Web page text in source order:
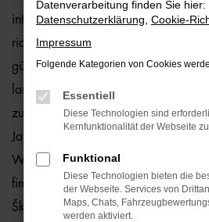
interessieren, sind Sie bei der
richtigen Adresse. Bei uns können
günstig kaufen und profitieren
langjährigen Erfahrung. Wir bieten
zu Top-Preisen – und das sowohl
Jahreswagen, Tageszulassung und
Wunsch können Sie bei uns auch
finanzieren. Oder Sie entscheiden
Škoda Octavia Leasing. Sie finden
Datenverarbeitung finden Sie hier:
Datenschutzerklärung Cookie-
Impressum
Folgende Kategorien von Cookies
Essentiell
Diese Technologien sind
Kernfunktionalität der Webseite
Funktional
Diese Technologien bieten die
der Webseite. Services von
Maps, Chats,
werden aktiviert.